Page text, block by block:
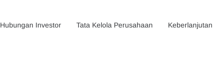
Hubungan Investor Tata Kelola Perusahaan Keberlanjutan